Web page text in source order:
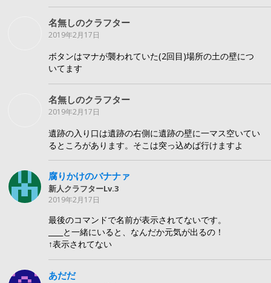
名無しのクラフター
2019年2月17日
ボタンはマナが襲われていた(2回目)場所の土の壁につ
いてます
名無しのクラフター
2019年2月17日
遺跡の入り口は遺跡の右側に遺跡の壁に一マス空いてい
るところがあります。そこは突っ込めば行けますよ
腐りかけのバナナァ
新人クラフターLv.3
2019年2月17日
最後のコマンドで名前が表示されてないです。
____と一緒にいると、なんだか元気が出るの！
↑表示されてない
あだだ